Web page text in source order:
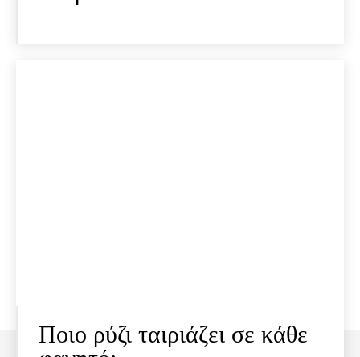
Ποιο ρύζι ταιριάζει σε κάθε